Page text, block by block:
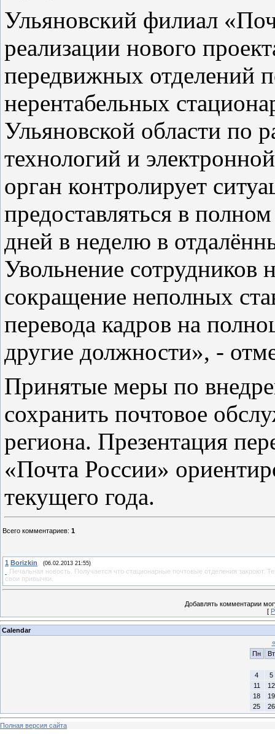
Ульяновский филиал
реализации нового
передвижных отделений
нерентабельных
Ульяновской области по
технологий и
орган контролирует
предоставляться в
дней в неделю в
Увольнение сотрудников
сокращение неполных
перевода кадров на
другие должности», -
Принятые меры по
сохранить почтовое
региона. Презентация
«Почта России»
текущего года.
Всего комментариев: 1
1 Borizkin (06.02.2013 21:55)
Печальная новость. Получается что стационарные почтовые отделения закроют.
свои привычки.
Добавлять комментарии
[
Calendar
«
Пн
Вт
4
5
11
12
18
19
25
26
Полная версия сайта